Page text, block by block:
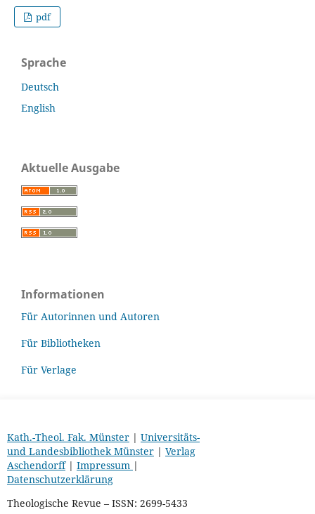
pdf
Sprache
Deutsch
English
Aktuelle Ausgabe
Informationen
Für Autorinnen und Autoren
Für Bibliotheken
Für Verlage
Kath.-Theol. Fak. Münster| Universitäts-
und Landesbibliothek Münster| Verlag
Aschendorff| Impressum |
Datenschutzerklärung
Theologische Revue – ISSN: 2699-5433